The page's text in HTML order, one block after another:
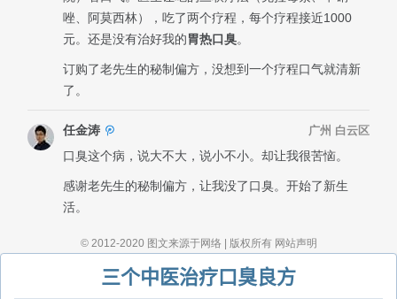
三个中医治疗口臭良方